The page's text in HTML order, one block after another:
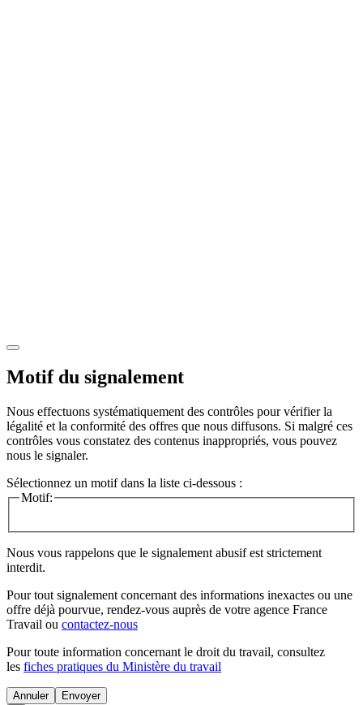
Motif du signalement
Nous effectuons systématiquement des contrôles pour vérifier la
légalité et la conformité des offres que nous diffusons. Si malgré ces
contrôles vous constatez des contenus inappropriés, vous pouvez
nous le signaler.
Sélectionnez un motif dans la liste ci-dessous :
Motif:
Nous vous rappelons que le signalement abusif est strictement
interdit.
Pour tout signalement concernant des informations inexactes ou une
offre déjà pourvue, rendez-vous auprès de votre agence France
Travail ou contactez-nous
Pour toute information concernant le droit du travail, consultez
les fiches pratiques du Ministère du travail
Annuler